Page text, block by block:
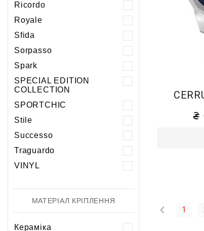
Ricordo
Royale
Sfida
Sorpasso
Spark
SPECIAL EDITION
COLLECTION
SPORTCHIC
Stile
Successo
Traguardo
VINYL
МАТЕРІАЛ КРІПЛЕННЯ
Кераміка
1